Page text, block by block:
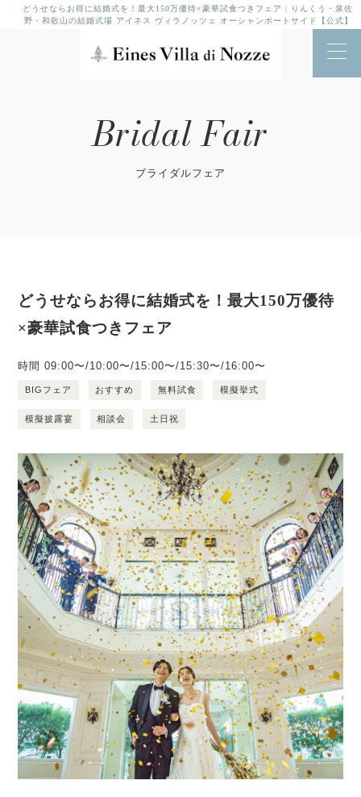
どうせならお得に結婚式を！最大150万優待×豪華試食つきフェア | りんくう・泉佐
野・和歌山の結婚式場 アイネス ヴィラノッツェ オーシャンポートサイド【公式】
Bridal Fair
ブライダルフェア
どうせならお得に結婚式を！最大150万優待
×豪華試食つきフェア
時間 09:00〜/10:00〜/15:00〜/15:30〜/16:00〜
BIGフェア おすすめ 無料試食 模擬挙式
模擬披露宴 相談会 土日祝